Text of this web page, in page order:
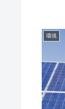
環境